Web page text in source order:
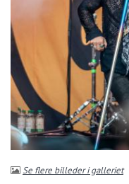
Se flere billeder i galleriet